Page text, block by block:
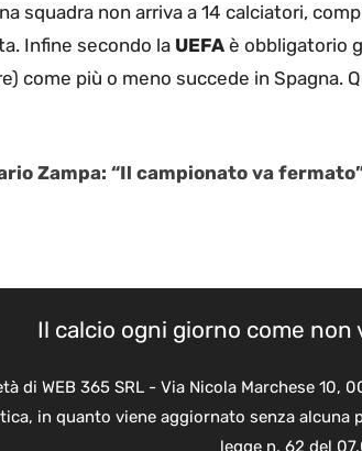
squadra non arriva a 14 calciatori,
Infine secondo la UEFA è obbligatorio
come più o meno succede in Spagna.
Zampa: “Il campionato va
Il calcio ogni giorno come
di WEB 365 SRL - Via Nicola Marchese 10,
in quanto viene aggiornato senza
legge n. 62 del